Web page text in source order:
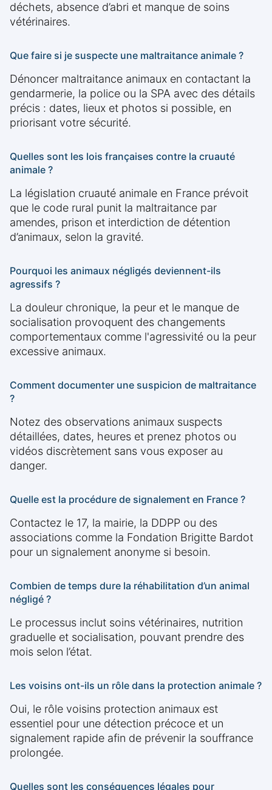
déchets, absence d’abri et manque de soins
vétérinaires.
Que faire si je suspecte une maltraitance animale ?
Dénoncer maltraitance animaux en contactant la
gendarmerie, la police ou la SPA avec des détails
précis : dates, lieux et photos si possible, en
priorisant votre sécurité.
Quelles sont les lois françaises contre la cruauté
animale ?
La législation cruauté animale en France prévoit
que le code rural punit la maltraitance par
amendes, prison et interdiction de détention
d’animaux, selon la gravité.
Pourquoi les animaux négligés deviennent-ils
agressifs ?
La douleur chronique, la peur et le manque de
socialisation provoquent des changements
comportementaux comme l'agressivité ou la peur
excessive animaux.
Comment documenter une suspicion de maltraitance
?
Notez des observations animaux suspects
détaillées, dates, heures et prenez photos ou
vidéos discrètement sans vous exposer au
danger.
Quelle est la procédure de signalement en France ?
Contactez le 17, la mairie, la DDPP ou des
associations comme la Fondation Brigitte Bardot
pour un signalement anonyme si besoin.
Combien de temps dure la réhabilitation d’un animal
négligé ?
Le processus inclut soins vétérinaires, nutrition
graduelle et socialisation, pouvant prendre des
mois selon l’état.
Les voisins ont-ils un rôle dans la protection animale ?
Oui, le rôle voisins protection animaux est
essentiel pour une détection précoce et un
signalement rapide afin de prévenir la souffrance
prolongée.
Quelles sont les conséquences légales pour